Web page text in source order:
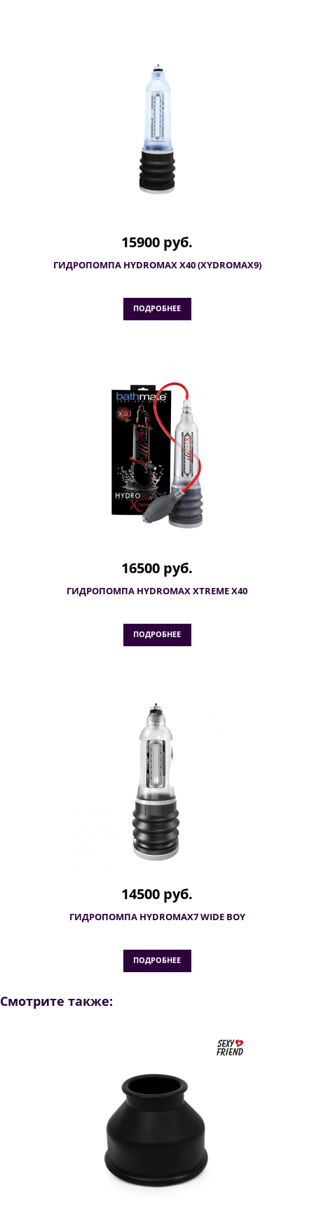
15900 руб.
ГИДРОПОМПА HYDROMAX X40 (XYDROMAX9)
ПОДРОБНЕЕ
16500 руб.
ГИДРОПОМПА HYDROMAX XTREME X40
ПОДРОБНЕЕ
14500 руб.
ГИДРОПОМПА HYDROMAX7 WIDE BOY
ПОДРОБНЕЕ
Смотрите также: